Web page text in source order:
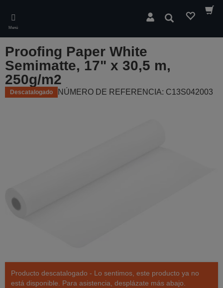
main
content
Menú
Buscar
Proofing Paper White
Semimatte, 17" x 30,5 m,
250g/m2
Descatalogado NÚMERO DE REFERENCIA: C13S042003
Producto descatalogado - Lo sentimos, este producto ya no
está disponible. Para asistencia, desplázate más abajo.